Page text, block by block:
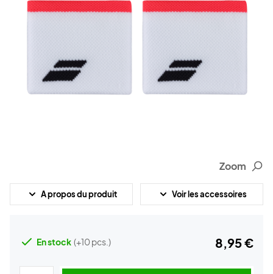
Zoom
A propos du produit Voir les accessoires
En stock (+10 pcs.) 8,95 €